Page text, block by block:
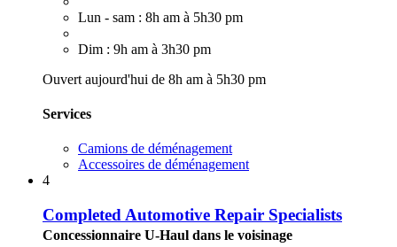
Lun - sam : 8h am à 5h30 pm
Dim : 9h am à 3h30 pm
Ouvert aujourd'hui de 8h am à 5h30 pm
Services
Camions de déménagement
Accessoires de déménagement
4
Completed Automotive Repair Specialists
Concessionnaire U-Haul dans le voisinage